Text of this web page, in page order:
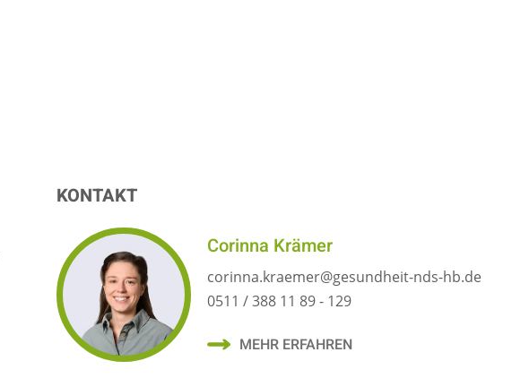
KONTAKT
Corinna Krämer
corinna.kraemer@gesundheit-nds-hb.de
0511 / 388 11 89 - 129
MEHR ERFAHREN